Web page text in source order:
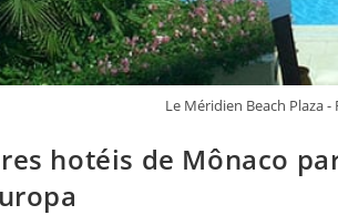
Le Méridien Beach Plaza
hotéis de Mônaco